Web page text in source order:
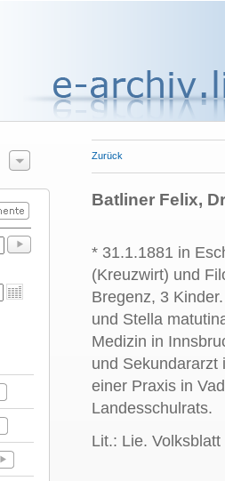
Zurück
Batliner Felix,
* 31.1.1881 in
(Kreuzwirt) und
Bregenz, 3
und Stella
Medizin in
und Sekundararzt
einer Praxis in
Landesschulrats.
Lit.: Lie.